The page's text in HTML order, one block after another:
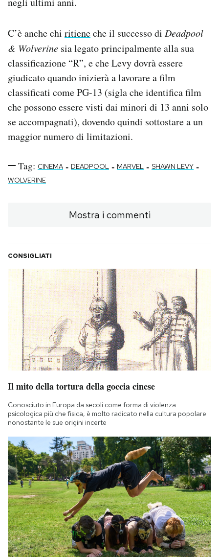
C’è anche chi ritieneche il successo di Deadpool
& Wolverine sia legato principalmente alla sua
classificazione “R”, e che Levy dovrà essere
giudicato quando inizierà a lavorare a film
classificati come PG-13 (sigla che identifica film
che possono essere visti dai minori di 13 anni solo
se accompagnati), dovendo quindi sottostare a un
maggior numero di limitazioni.
Tag: CINEMA - DEADPOOL - MARVEL - SHAWN LEVY -
WOLVERINE
Mostra i commenti
CONSIGLIATI
Il mito della tortura della goccia cinese
Conosciuto in Europa da secoli come forma di violenza
psicologica più che fisica, è molto radicato nella cultura popolare
nonostante le sue origini incerte